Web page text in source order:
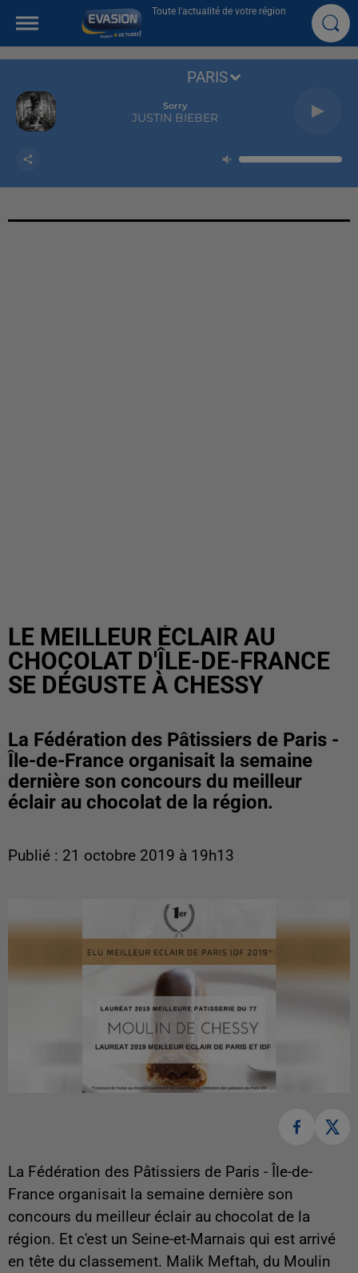
Toute l'actualité de votre région
Sorry
JUSTIN BIEBER
PARIS
LE MEILLEUR ÉCLAIR AU
CHOCOLAT D'ÎLE-DE-FRANCE
SE DÉGUSTE À CHESSY
La Fédération des Pâtissiers de Paris -
Île-de-France organisait la semaine
dernière son concours du meilleur
éclair au chocolat de la région.
Publié : 21 octobre 2019 à 19h13
La Fédération des Pâtissiers de Paris - Île-de-
France organisait la semaine dernière son
concours du meilleur éclair au chocolat de la
région. Et c'est un Seine-et-Marnais qui est arrivé
en tête du classement. Malik Meftah, du Moulin